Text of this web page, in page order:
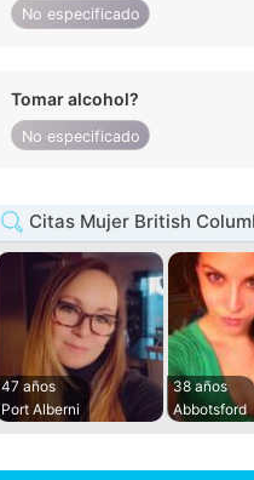
No especificado
Tomar alcohol?
No especificado
Citas Mujer British
47 años
Port Alberni
38 años
Abbotsford